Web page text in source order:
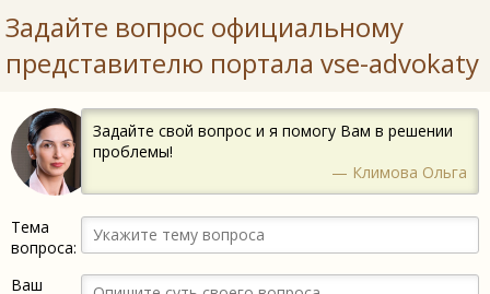
Задайте вопрос официальному
представителю портала vse-advokaty
Задайте свой вопрос и я помогу Вам в решении
проблемы!
— Климова Ольга
Тема
вопроса:
Ваш